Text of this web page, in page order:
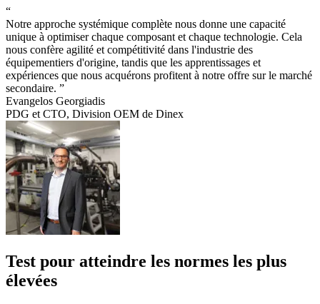
“
Notre approche systémique complète nous donne une capacité
unique à optimiser chaque composant et chaque technologie. Cela
nous confère agilité et compétitivité dans l'industrie des
équipementiers d'origine, tandis que les apprentissages et
expériences que nous acquérons profitent à notre offre sur le marché
secondaire. ”
Evangelos Georgiadis
PDG et CTO, Division OEM de Dinex
Test pour atteindre les normes les plus
élevées